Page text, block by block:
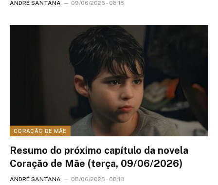
ANDRÉ SANTANA 09/06/2026 - 08:18
CORAÇÃO DE MÃE
Resumo do próximo capítulo da novela
Coração de Mãe (terça, 09/06/2026)
ANDRÉ SANTANA 08/06/2026 - 08:18